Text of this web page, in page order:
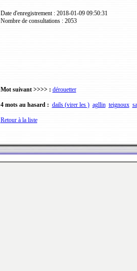
Date d'enregistrement : 2018-01-09 09:50:31
Nombre de consultations : 2053
Mot suivant >>>> : dérouetter
4 mots au hasard : dails (virer les ) agllin teignoux
Retour à la liste